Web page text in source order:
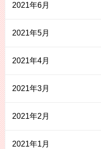
2021年6月
2021年5月
2021年4月
2021年3月
2021年2月
2021年1月